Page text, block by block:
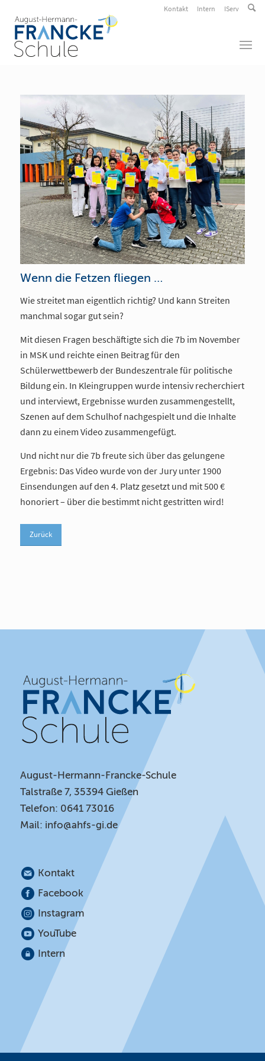
Kontakt Intern IServ
Wenn die Fetzen fliegen …
Wie streitet man eigentlich richtig? Und kann Streiten
manchmal sogar gut sein?
Mit diesen Fragen beschäftigte sich die 7b im November
in MSK und reichte einen Beitrag für den
Schülerwettbewerb der Bundeszentrale für politische
Bildung ein. In Kleingruppen wurde intensiv recherchiert
und interviewt, Ergebnisse wurden zusammengestellt,
Szenen auf dem Schulhof nachgespielt und die Inhalte
dann zu einem Video zusammengefügt.
Und nicht nur die 7b freute sich über das gelungene
Ergebnis: Das Video wurde von der Jury unter 1900
Einsendungen auf den 4. Platz gesetzt und mit 500 €
honoriert – über die bestimmt nicht gestritten wird!
Zurück
August-Hermann-Francke-Schule
Talstraße 7, 35394 Gießen
Telefon: 0641 73016
Mail: info@ahfs-gi.de
Kontakt
Facebook
Instagram
YouTube
Intern